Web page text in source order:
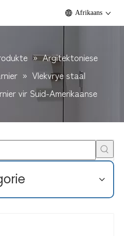
Afrikaans
»Argitektoniese
» Vlekvrye staal
vir Suid-Amerikaanse